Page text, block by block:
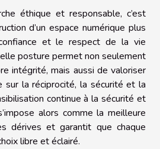
éthique et responsable, c’est
d’un espace numérique plus
et le respect de la vie
posture permet non seulement
intégrité, mais aussi de valoriser
sur la réciprocité, la sécurité et la
continue à la sécurité et
alors comme la meilleure
dérives et garantit que chaque
libre et éclairé.